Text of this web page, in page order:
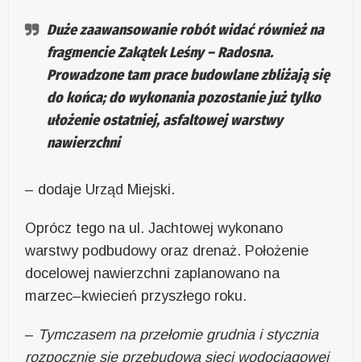
Duże zaawansowanie robót widać również na
fragmencie Zakątek Leśny – Radosna.
Prowadzone tam prace budowlane zbliżają się
do końca; do wykonania pozostanie już tylko
ułożenie ostatniej, asfaltowej warstwy
nawierzchni
– dodaje Urząd Miejski.
Oprócz tego na ul. Jachtowej wykonano
warstwy podbudowy oraz drenaż. Położenie
docelowej nawierzchni zaplanowano na
marzec–kwiecień przyszłego roku.
– Tymczasem na przełomie grudnia i stycznia
rozpocznie się przebudowa sieci wodociągowej